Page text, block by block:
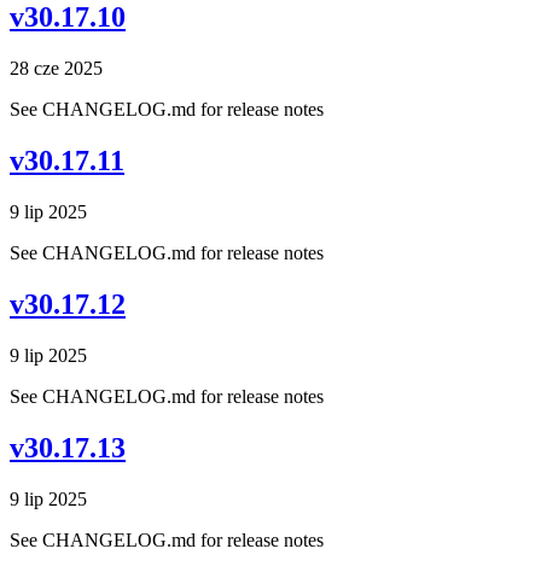
v30.17.10
28 cze 2025
See CHANGELOG.md for release notes
v30.17.11
9 lip 2025
See CHANGELOG.md for release notes
v30.17.12
9 lip 2025
See CHANGELOG.md for release notes
v30.17.13
9 lip 2025
See CHANGELOG.md for release notes